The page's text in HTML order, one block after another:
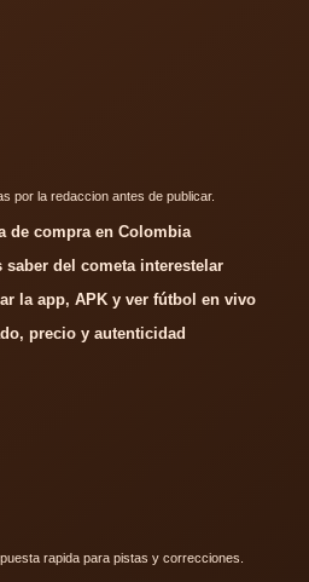
por la redaccion antes de publicar.
de compra en Colombia
del cometa interestelar
la app, APK y ver fútbol en vivo
precio y autenticidad
rapida para pistas y correcciones.